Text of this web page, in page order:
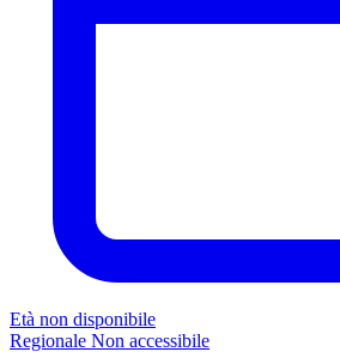
Età non disponibile
Regionale Non accessibile